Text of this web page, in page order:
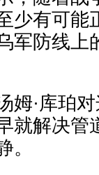
少有可能
军防线上
姆·库珀
就解决管
。